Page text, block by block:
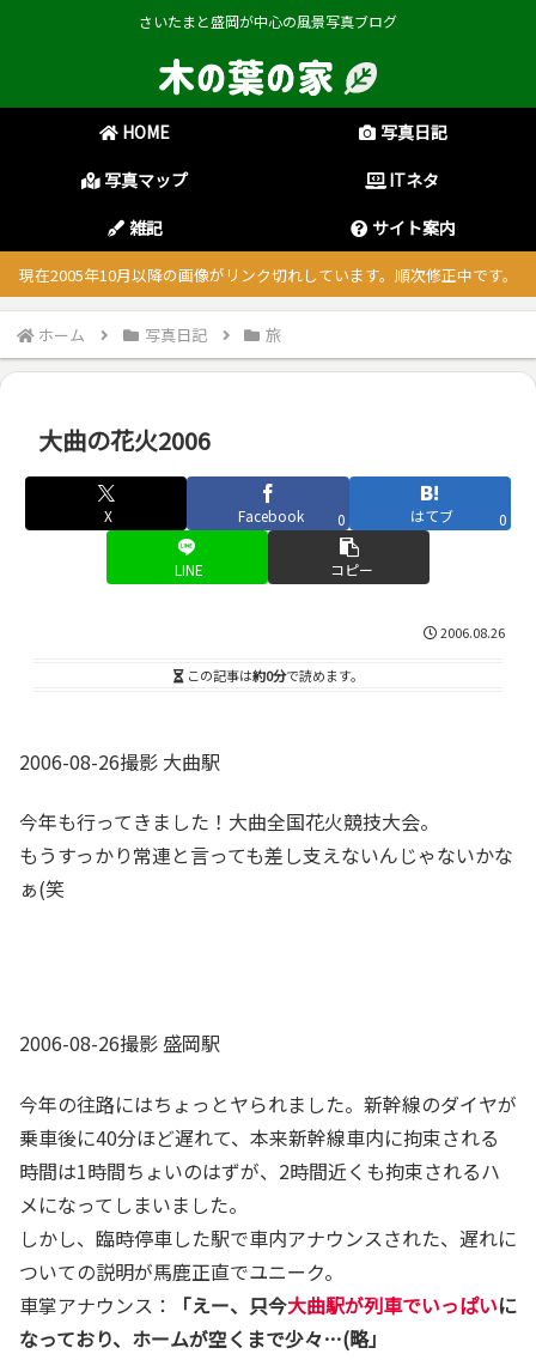
さいたまと盛岡が中心の風景写真ブログ
HOME
写真日記
写真マップ
ITネタ
雑記
サイト案内
現在2005年10月以降の画像がリンク切れしています。順次修正中です。
ホーム 写真日記 旅
大曲の花火2006
X Facebook 0 はてブ 0
LINE コピー
2006.08.26
この記事は約0分で読めます。
2006-08-26撮影 大曲駅
今年も行ってきました！大曲全国花火競技大会。
もうすっかり常連と言っても差し支えないんじゃないかな
ぁ(笑
2006-08-26撮影 盛岡駅
今年の往路にはちょっとヤられました。新幹線のダイヤが
乗車後に40分ほど遅れて、本来新幹線車内に拘束される
時間は1時間ちょいのはずが、2時間近くも拘束されるハ
メになってしまいました。
しかし、臨時停車した駅で車内アナウンスされた、遅れに
ついての説明が馬鹿正直でユニーク。
車掌アナウンス：
「えー、只今大曲駅が列車でいっぱいに
なっており、ホームが空くまで少々…(略」